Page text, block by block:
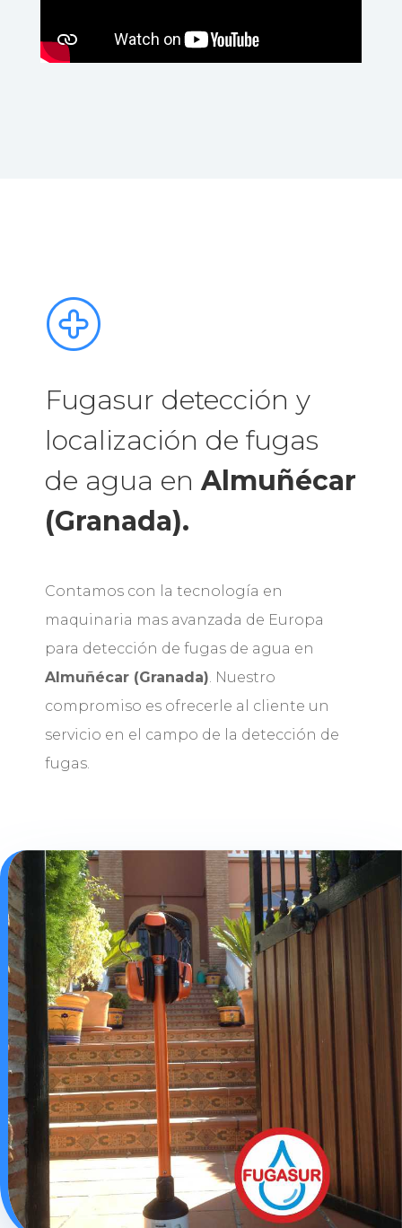
Fugasur detección y
localización de fugas
de agua en Almuñécar
(Granada).
Contamos con la tecnología en
maquinaria mas avanzada de Europa
para detección de fugas de agua en
Almuñécar (Granada). Nuestro
compromiso es ofrecerle al cliente un
servicio en el campo de la detección de
fugas.